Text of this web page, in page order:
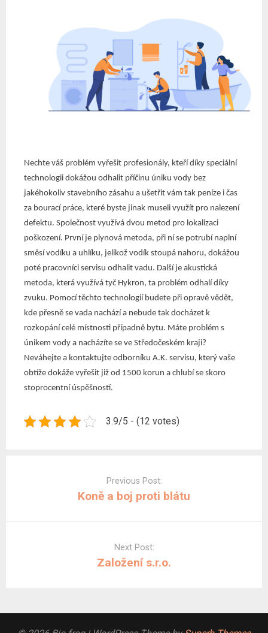
Nechte váš problém vyřešit profesionály, kteří díky speciální
technologii dokážou odhalit příčinu úniku vody bez
jakéhokoliv stavebního zásahu a ušetřit vám tak peníze i čas
za bourací práce, které byste jinak museli využít pro nalezení
defektu. Společnost využívá dvou metod pro lokalizaci
poškození. První je plynová metoda, při ní se potrubí naplní
směsí vodíku a uhlíku, jelikož vodík stoupá nahoru, dokážou
poté pracovníci servisu odhalit vadu. Další je akustická
metoda, která využívá tyč Hykron, ta problém odhalí díky
zvuku. Pomocí těchto technologií budete při opravě vědět,
kde přesně se vada nachází a nebude tak docházet k
rozkopání celé místnosti případně bytu. Máte problém s
únikem vody a nacházíte se ve Středočeském kraji?
Neváhejte a kontaktujte odborníku A.K. servisu, který vaše
obtíže dokáže vyřešit již od 1500 korun a chlubí se skoro
stoprocentní úspěšností.
3.9/5 - (12 votes)
Previous Post:
Koně a boj proti blátu
Next Post:
Založení s.r.o.